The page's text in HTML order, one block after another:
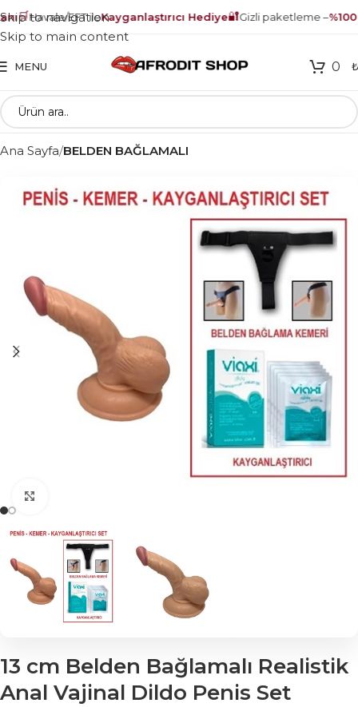
🛒Havale/EFT ileKayganlaştırıcı Hediye🔐Gizli paketleme –%100
Skip to navigation
Skip to main content
MENU 0 ₺
Ana Sayfa BELDEN BAĞLAMALI
13 cm Belden Bağlamalı Realistik
Anal Vajinal Dildo Penis Set